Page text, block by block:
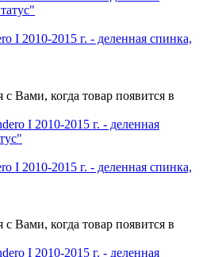
I 2010-2015 г. - деленная спинка,
Вами, когда товар появится в
I 2010-2015 г. - деленная спинка,
Вами, когда товар появится в